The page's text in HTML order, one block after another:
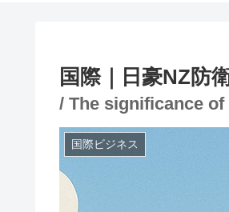
国際｜日豪NZ防
/ The significance
国際ビジネス